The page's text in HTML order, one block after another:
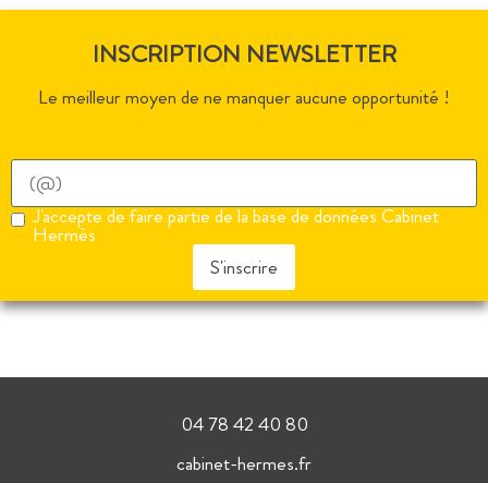
INSCRIPTION NEWSLETTER
Le meilleur moyen de ne manquer aucune opportunité !
J'accepte de faire partie de la base de données Cabinet
Hermès
S'inscrire
04 78 42 40 80
cabinet-hermes.fr